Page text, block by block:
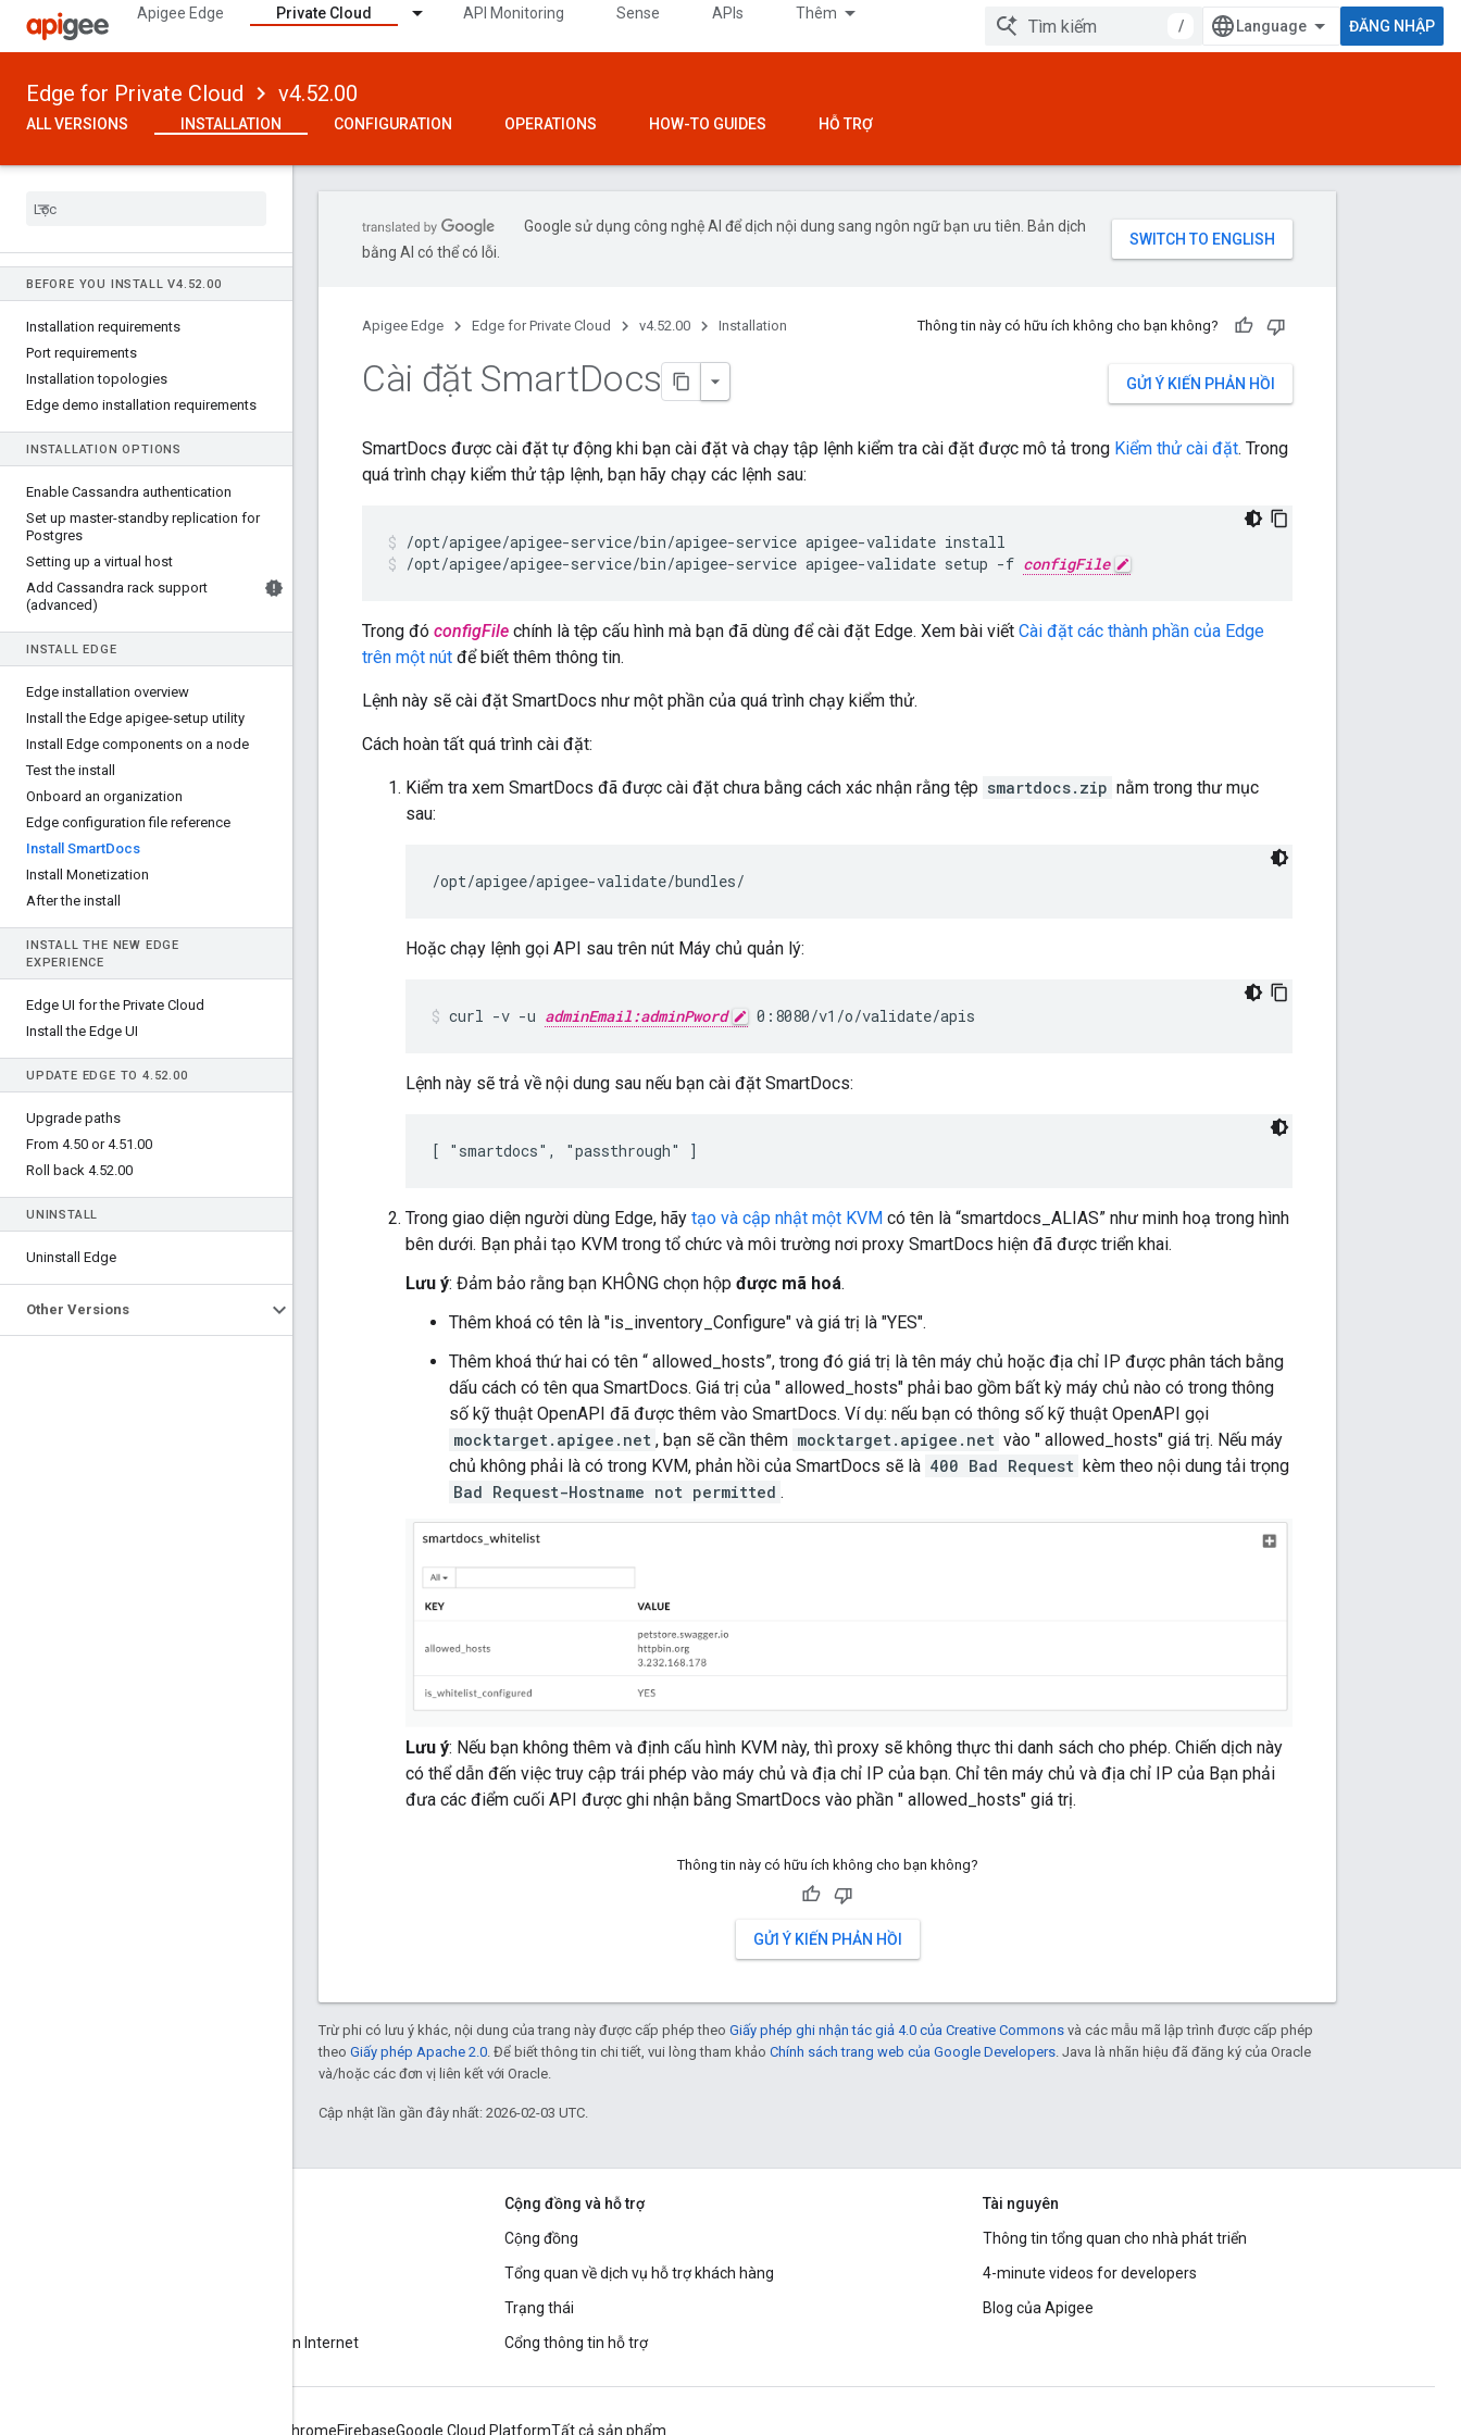
Apigee Edge Private Cloud API Monitoring Sense APIs Thêm
/ ĐĂNG NHẬP
Edge for Private Cloud v4.52.00
ALL VERSIONS INSTALLATION CONFIGURATION OPERATIONS HOW-TO GUIDES HỖ TRỢ
BEFORE YOU INSTALL V4. 52.00
Installation requirements
Port requirements
Installation topologies
Edge demo installation requirements
INSTALLATION OPTIONS
Enable Cassandra authentication
Set up master-standby replication for
Postgres
Setting up a virtual host
Add Cassandra rack support
(advanced)
INSTALL EDGE
Edge installation overview
Install the Edge apigee-setup utility
Install Edge components on a node
Test the install
Onboard an organization
Edge configuration file reference
Install SmartDocs
Install Monetization
After the install
INSTALL THE NEW EDGE
EXPERIENCE
Edge UI for the Private Cloud
Install the Edge UI
UPDATE EDGE TO 4. 52.00
Upgrade paths
From 4.50 or 4.51 .00
Roll back 4.52.00
UNINSTALL
Uninstall Edge
Other Versions
Google sử dụng công nghệ AI để dịch nội dung sang ngôn ngữ bạn ưu tiên. Bản dịch
bằng AI có thể có lỗi.
Apigee Edge Edge for Private Cloud v4.52.00 Installation Thông tin này có hữu ích không cho bạn không?
GỬI Ý KIẾN PHẢN HỒI
Cài đặt SmartDocs
SmartDocs được cài đặt tự động khi bạn cài đặt và chạy tập lệnh kiểm tra cài đặt được mô tả trong Kiểm thử cài đặt. Trong
quá trình chạy kiểm thử tập lệnh, bạn hãy chạy các lệnh sau:
/opt/apigee/apigee-service/bin/apigee-service apigee-validate setup -f configFile
Trong đó configFile chính là tệp cấu hình mà bạn đã dùng để cài đặt Edge. Xem bài viết Cài đặt các thành phần của Edge
trên một nút để biết thêm thông tin.
Lệnh này sẽ cài đặt SmartDocs như một phần của quá trình chạy kiểm thử.
Cách hoàn tất quá trình cài đặt:
Kiểm tra xem SmartDocs đã được cài đặt chưa bằng cách xác nhận rằng tệp smartdocs.zip nằm trong thư mục
sau:
/opt/apigee/apigee-validate/bundles/
Hoặc chạy lệnh gọi API sau trên nút Máy chủ quản lý:
curl -v -u adminEmail:adminPword 0:8080/v1/o/validate/apis
Lệnh này sẽ trả về nội dung sau nếu bạn cài đặt SmartDocs:
[ "smartdocs", "passthrough" ]
Trong giao diện người dùng Edge, hãy tạo và cập nhật một KVM có tên là “smartdocs_ALIAS” như minh hoạ trong hình
bên dưới. Bạn phải tạo KVM trong tổ chức và môi trường nơi proxy SmartDocs hiện đã được triển khai.
Lưu ý: Đảm bảo rằng bạn KHÔNG chọn hộp được mã hoá.
Thêm khoá có tên là "is_inventory_Configure" và giá trị là "YES".
Thêm khoá thứ hai có tên “ allowed_hosts”, trong đó giá trị là tên máy chủ hoặc địa chỉ IP được phân tách bằng
dấu cách có tên qua SmartDocs. Giá trị của " allowed_hosts" phải bao gồm bất kỳ máy chủ nào có trong thông
số kỹ thuật OpenAPI đã được thêm vào SmartDocs. Ví dụ: nếu bạn có thông số kỹ thuật OpenAPI gọi
mocktarget.apigee.net , bạn sẽ cần thêm mocktarget.apigee.net vào " allowed_hosts" giá trị. Nếu máy
chủ không phải là có trong KVM, phản hồi của SmartDocs sẽ là 400 Bad Request kèm theo nội dung tải trọng
Bad Request-Hostname not permitted .
Lưu ý: Nếu bạn không thêm và định cấu hình KVM này, thì proxy sẽ không thực thi danh sách cho phép. Chiến dịch này
có thể dẫn đến việc truy cập trái phép vào máy chủ và địa chỉ IP của bạn. Chỉ tên máy chủ và địa chỉ IP của Bạn phải
đưa các điểm cuối API được ghi nhận bằng SmartDocs vào phần " allowed_hosts" giá trị.
Thông tin này có hữu ích không cho bạn không?
GỬI Ý KIẾN PHẢN HỒI
Trừ phi có lưu ý khác, nội dung của trang này được cấp phép theo Giấy phép ghi nhận tác giả 4.0 của Creative Commons và các mẫu mã lập trình được cấp phép
theo Giấy phép Apache 2.0. Để biết thông tin chi tiết, vui lòng tham khảo Chính sách trang web của Google Developers. Java là nhãn hiệu đã đăng ký của Oracle
và/hoặc các đơn vị liên kết với Oracle.
Cập nhật lần gần đây nhất: 2026-02-03 UTC.
Sách điện tử và truyền hình trực tiếp trên Internet
Cộng đồng và hỗ trợ
Cộng đồng
Tổng quan về dịch vụ hỗ trợ khách hàng
Trạng thái
Cổng thông tin hỗ trợ
Tài nguyên
Thông tin tổng quan cho nhà phát triển
4-minute videos for developers
Blog của Apigee
ChromeFirebaseGoogle Cloud PlatformTất cả sản phẩm